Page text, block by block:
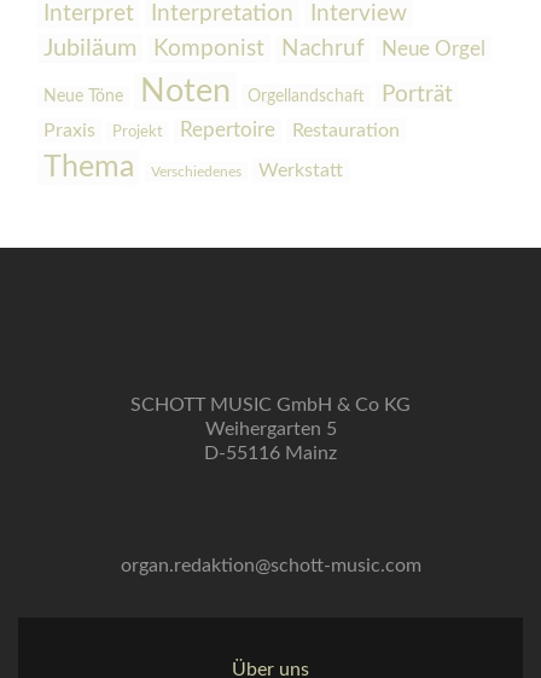
Interpret Interpretation
Interview
Jubiläum
Komponist Nachruf Neue Orgel
Neue Töne Noten Orgellandschaft Porträt
Praxis Projekt Repertoire Restauration
Thema Verschiedenes Werkstatt
SCHOTT MUSIC GmbH & Co KG
Weihergarten 5
D-55116 Mainz
organ.redaktion@schott-music.com
Über uns